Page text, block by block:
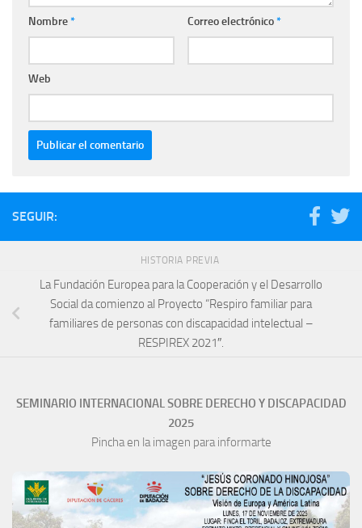
Nombre* Correo electrónico*
Web
SEGUIR:
HISTORIA PREVIA
La Fundación Europea para la Cooperación y el Desarrollo
Social da comienzo al Proyecto “Respiro familiar para
familiares de personas con discapacidad intelectual –
RESPIREX 2021″.
SEMINARIO INTERNACIONAL SOBRE DERECHO Y DISCAPACIDAD
2025
Pincha en la imagen para informarte